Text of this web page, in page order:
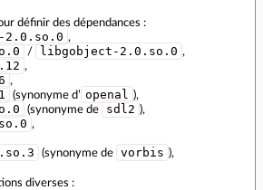
définir des dépendances :
2.0.so.0 ,
/ libgobject-2.0.so.0 ,
,
,
(synonyme d’ openal ),
(synonyme de sdl2 ),
,
(synonyme de vorbis ),
diverses :